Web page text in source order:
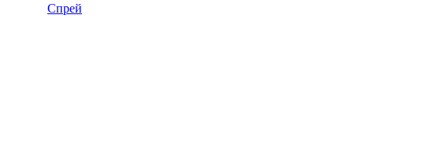
Спрей